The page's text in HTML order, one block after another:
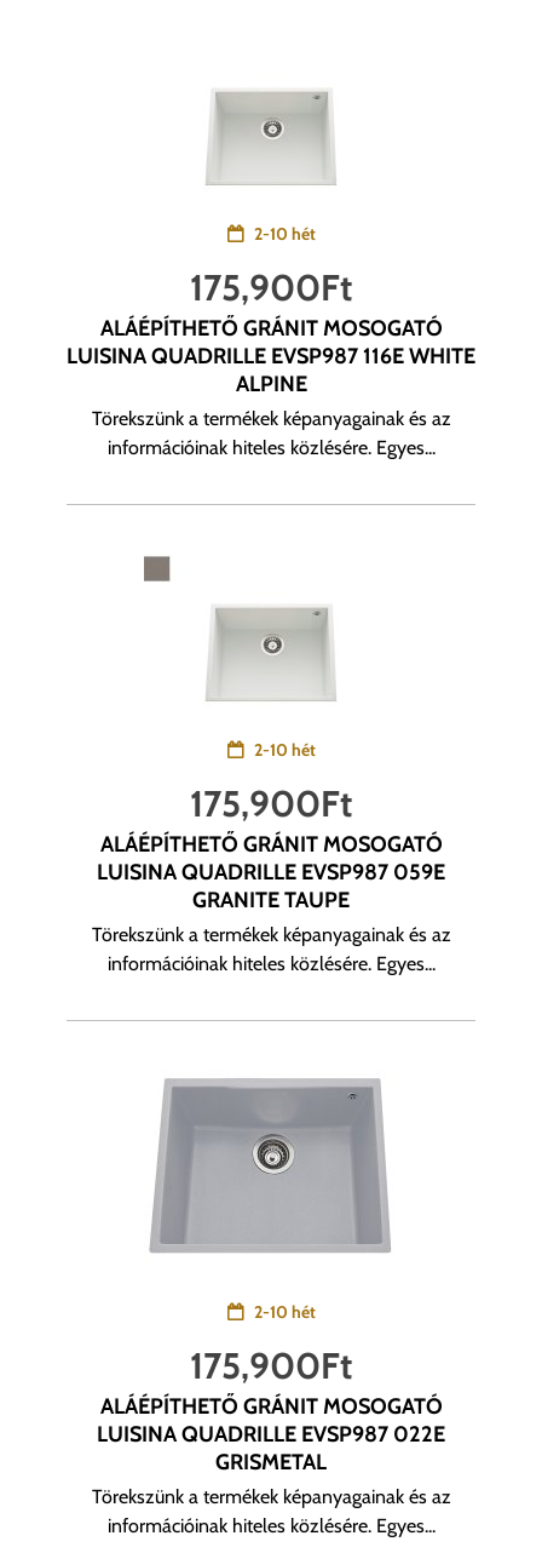
2-10 hét
175,900Ft
ALÁÉPÍTHETŐ GRÁNIT MOSOGATÓ
LUISINA QUADRILLE EVSP987 116E WHITE
ALPINE
Törekszünk a termékek képanyagainak és az
információinak hiteles közlésére. Egyes...
2-10 hét
175,900Ft
ALÁÉPÍTHETŐ GRÁNIT MOSOGATÓ
LUISINA QUADRILLE EVSP987 059E
GRANITE TAUPE
Törekszünk a termékek képanyagainak és az
információinak hiteles közlésére. Egyes...
2-10 hét
175,900Ft
ALÁÉPÍTHETŐ GRÁNIT MOSOGATÓ
LUISINA QUADRILLE EVSP987 022E
GRISMETAL
Törekszünk a termékek képanyagainak és az
információinak hiteles közlésére. Egyes...